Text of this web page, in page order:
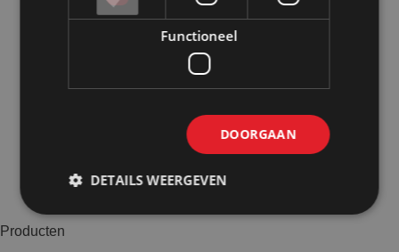
Producten
Functioneel
DOORGAAN
DETAILS WEERGEVEN